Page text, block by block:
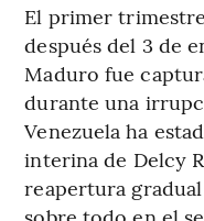
El primer
después del 3 de
Maduro fue
durante una
Venezuela ha
interina de Delcy
reapertura